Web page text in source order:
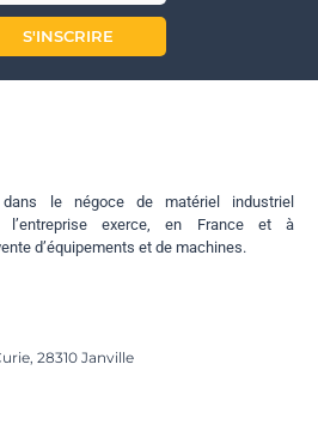
S'INSCRIRE
le négoce de matériel industriel
l’entreprise exerce, en France et à
d’équipements et de machines.
28310 Janville